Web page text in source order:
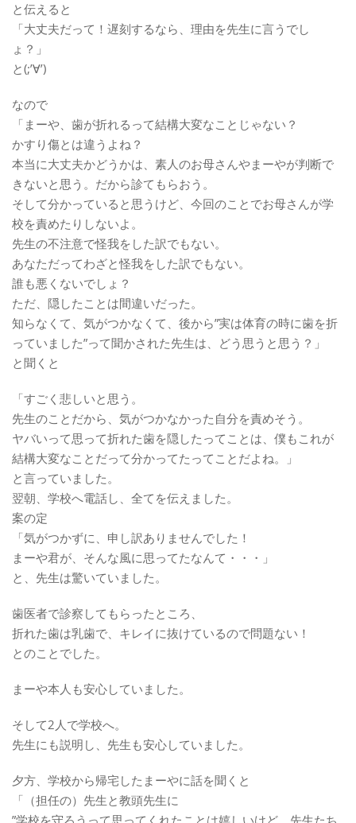
と伝えると
「大丈夫だって！遅刻するなら、理由を先生に言うでし
ょ？」
と(;’∀’)
なので
「まーや、歯が折れるって結構大変なことじゃない？
かすり傷とは違うよね？
本当に大丈夫かどうかは、素人のお母さんやまーやが判断で
きないと思う。だから診てもらおう。
そして分かっていると思うけど、今回のことでお母さんが学
校を責めたりしないよ。
先生の不注意で怪我をした訳でもない。
あなただってわざと怪我をした訳でもない。
誰も悪くないでしょ？
ただ、隠したことは間違いだった。
知らなくて、気がつかなくて、後から”実は体育の時に歯を折
っていました”って聞かされた先生は、どう思うと思う？」
と聞くと
「すごく悲しいと思う。
先生のことだから、気がつかなかった自分を責めそう。
ヤバいって思って折れた歯を隠したってことは、僕もこれが
結構大変なことだって分かってたってことだよね。」
と言っていました。
翌朝、学校へ電話し、全てを伝えました。
案の定
「気がつかずに、申し訳ありませんでした！
まーや君が、そんな風に思ってたなんて・・・」
と、先生は驚いていました。
歯医者で診察してもらったところ、
折れた歯は乳歯で、キレイに抜けているので問題ない！
とのことでした。
まーや本人も安心していました。
そして2人で学校へ。
先生にも説明し、先生も安心していました。
夕方、学校から帰宅したまーやに話を聞くと
「（担任の）先生と教頭先生に
”学校を守ろうって思ってくれたことは嬉しいけど、先生たち